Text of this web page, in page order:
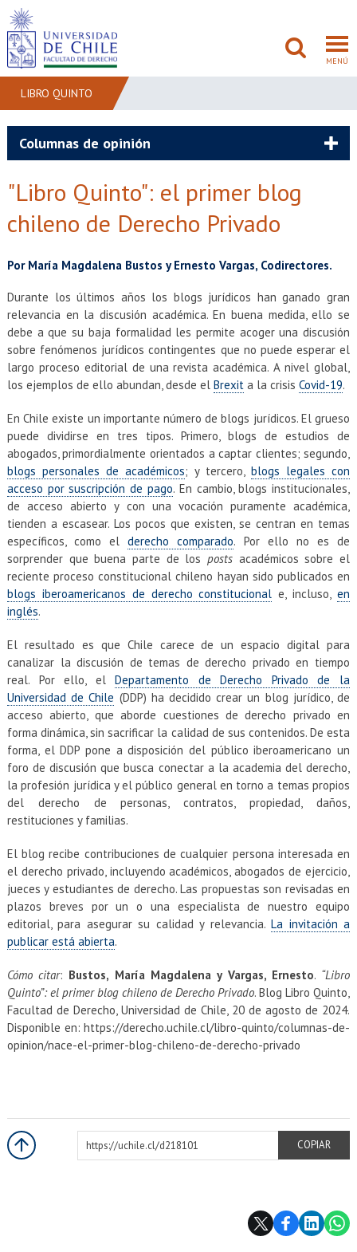
MENÚ
FACULTAD
POSTGRADO
BIBLIOTECAS
EXTENSIÓN
Académicos Estudiantes
Egresados Funcionarios
LIBRO QUINTO
Columnas de opinión
"Libro Quinto": el primer blog
chileno de Derecho Privado
Por María Magdalena Bustos y Ernesto Vargas, Codirectores.
Durante los últimos años los blogs jurídicos han ganado gran
relevancia en la discusión académica. En buena medida, ello se
debe a que su baja formalidad les permite acoger una discusión
sobre fenómenos jurídicos contingentes que no puede esperar el
largo proceso editorial de una revista académica. A nivel global,
los ejemplos de ello abundan, desde el Brexita la crisis Covid-19.
En Chile existe un importante número de blogs jurídicos. El grueso
puede dividirse en tres tipos. Primero, blogs de estudios de
abogados, primordialmente orientados a captar clientes; segundo,
blogs personales de académicos; y tercero,blogs legales con
acceso por suscripción de pago. En cambio, blogs institucionales,
de acceso abierto y con una vocación puramente académica,
tienden a escasear. Los pocos que existen, se centran en temas
específicos, como elderecho comparado. Por ello no es de
sorprender que buena parte de losposts académicos sobre el
reciente proceso constitucional chileno hayan sido publicados en
blogs iberoamericanos de derecho constitucional e, incluso,en
inglés.
El resultado es que Chile carece de un espacio digital para
canalizar la discusión de temas de derecho privado en tiempo
real. Por ello, elDepartamento de Derecho Privado de la
Universidad de Chile (DDP) ha decidido crear un blog jurídico, de
acceso abierto, que aborde cuestiones de derecho privado en
forma dinámica, sin sacrificar la calidad de sus contenidos. De esta
forma, el DDP pone a disposición del público iberoamericano un
foro de discusión que busca conectar a la academia del derecho,
la profesión jurídica y el público general en torno a temas propios
del derecho de personas, contratos, propiedad, daños,
restituciones y familias.
El blog recibe contribuciones de cualquier persona interesada en
el derecho privado, incluyendo académicos, abogados de ejercicio,
jueces y estudiantes de derecho. Las propuestas son revisadas en
plazos breves por un o una especialista de nuestro equipo
editorial, para asegurar su calidad y relevancia.La invitación a
publicar está abierta.
Cómo citar: Bustos, María Magdalena y Vargas, Ernesto. “Libro
Quinto”: el primer blog chileno de Derecho Privado. Blog Libro Quinto,
Facultad de Derecho, Universidad de Chile, 20 de agosto de 2024.
Disponible en: https://derecho.uchile.cl/libro-quinto/columnas-de-
opinion/nace-el-primer-blog-chileno-de-derecho-privado
https://uchile.cl/d218101
COPIAR